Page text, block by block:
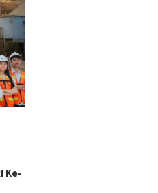
Ke-